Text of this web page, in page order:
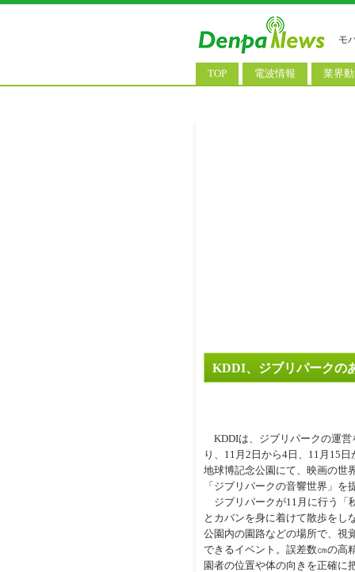
モ
TOP 電波情報 業界
KDDI、ジブリパークの
KDDIは、ジブリパークの運営
り、11月2日から4日、11月15
地球博記念公園にて、映画の世
「ジブリパークの音響世界」を
ジブリパークが11月に行う「
とカバンを身に着けて散歩をし
公園内の園路などの場所で、視
できるイベント。誤差数㎝の高
園者の位置や体の向きを正確に